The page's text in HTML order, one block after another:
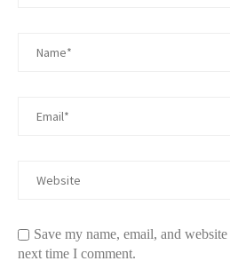
Save my name, email, and
next time I comment.